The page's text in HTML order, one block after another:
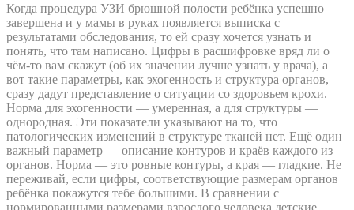
Когда процедура УЗИ брюшной полости ребёнка успешно
завершена и у мамы в руках появляется выписка с
результатами обследования, то ей сразу хочется узнать и
понять, что там написано. Цифры в расшифровке вряд ли о
чём-то вам скажут (об их значении лучше узнать у врача), а
вот такие параметры, как эхогенность и структура органов,
сразу дадут представление о ситуации со здоровьем крохи.
Норма для эхогенности — умеренная, а для структуры —
однородная. Эти показатели указывают на то, что
патологических изменений в структуре тканей нет. Ещё один
важный параметр — описание контуров и краёв каждого из
органов. Норма — это ровные контуры, а края — гладкие. Не
переживай, если цифры, соответствующие размерам органов
ребёнка покажутся тебе большими. В сравнении с
нормированными размерами взрослого человека детские